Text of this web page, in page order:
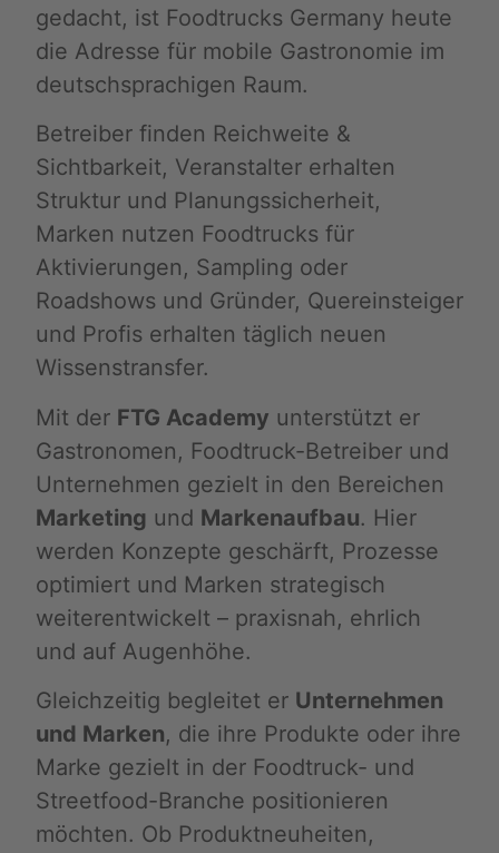
gedacht, ist Foodtrucks Germany heute
die Adresse für mobile Gastronomie im
deutschsprachigen Raum.
Betreiber finden Reichweite &
Sichtbarkeit, Veranstalter erhalten
Struktur und Planungssicherheit,
Marken nutzen Foodtrucks für
Aktivierungen, Sampling oder
Roadshows und Gründer, Quereinsteiger
und Profis erhalten täglich neuen
Wissenstransfer.
Mit der FTG Academy unterstützt er
Gastronomen, Foodtruck-Betreiber und
Unternehmen gezielt in den Bereichen
Marketing und Markenaufbau. Hier
werden Konzepte geschärft, Prozesse
optimiert und Marken strategisch
weiterentwickelt – praxisnah, ehrlich
und auf Augenhöhe.
Gleichzeitig begleitet er Unternehmen
und Marken, die ihre Produkte oder ihre
Marke gezielt in der Foodtruck- und
Streetfood-Branche positionieren
möchten. Ob Produktneuheiten,